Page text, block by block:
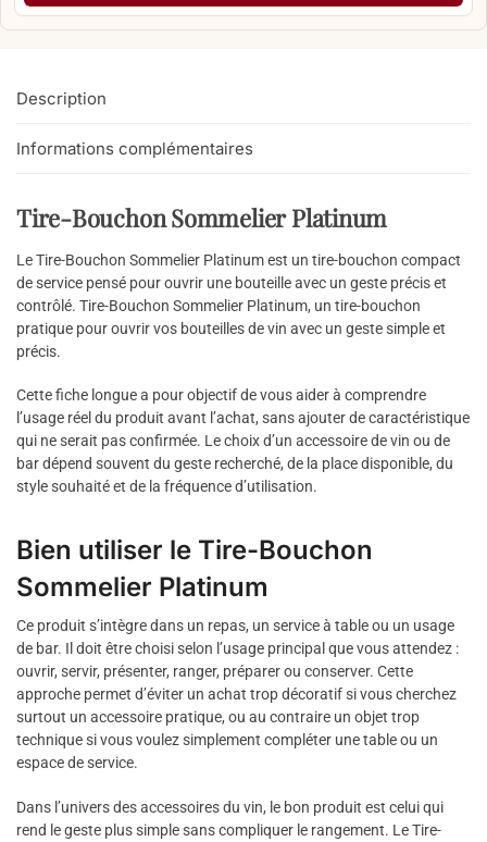
Description
Informations complémentaires
Tire-Bouchon Sommelier Platinum
Le Tire-Bouchon Sommelier Platinum est un tire-bouchon compact
de service pensé pour ouvrir une bouteille avec un geste précis et
contrôlé. Tire-Bouchon Sommelier Platinum, un tire-bouchon
pratique pour ouvrir vos bouteilles de vin avec un geste simple et
précis.
Cette fiche longue a pour objectif de vous aider à comprendre
l’usage réel du produit avant l’achat, sans ajouter de caractéristique
qui ne serait pas confirmée. Le choix d’un accessoire de vin ou de
bar dépend souvent du geste recherché, de la place disponible, du
style souhaité et de la fréquence d’utilisation.
Bien utiliser le Tire-Bouchon
Sommelier Platinum
Ce produit s’intègre dans un repas, un service à table ou un usage
de bar. Il doit être choisi selon l’usage principal que vous attendez :
ouvrir, servir, présenter, ranger, préparer ou conserver. Cette
approche permet d’éviter un achat trop décoratif si vous cherchez
surtout un accessoire pratique, ou au contraire un objet trop
technique si vous voulez simplement compléter une table ou un
espace de service.
Dans l’univers des accessoires du vin, le bon produit est celui qui
rend le geste plus simple sans compliquer le rangement. Le Tire-